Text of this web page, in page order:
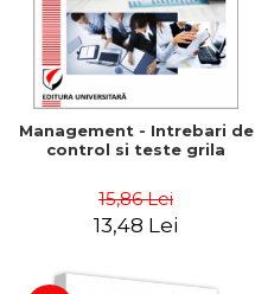
Management - Intrebari de
control si teste grila
15,86 Lei
13,48 Lei